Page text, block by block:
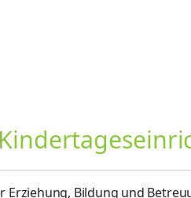
Bildung und